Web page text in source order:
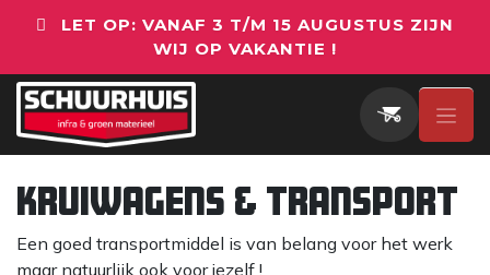
LET OP: VANAF 3 T/M 15 AUGUSTUS ZIJN
WIJ OP VAKANTIE !
Kruiwagens & Transport
Een goed transportmiddel is van belang voor het werk
maar natuurlijk ook voor jezelf !